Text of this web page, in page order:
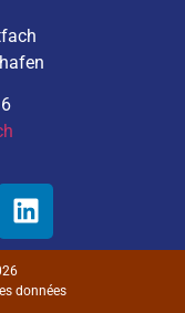
données